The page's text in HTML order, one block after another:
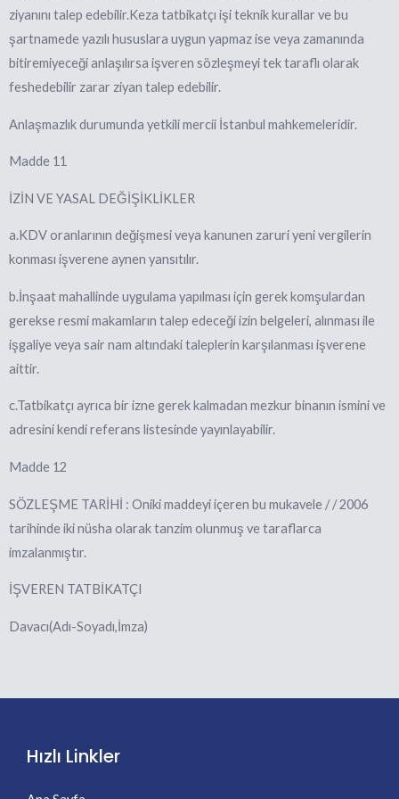
ziyanını talep edebilir.Keza tatbikatçı işi teknik kurallar ve bu
şartnamede yazılı hususlara uygun yapmaz ise veya zamanında
bitiremiyeceği anlaşılırsa işveren sözleşmeyi tek taraflı olarak
feshedebilir zarar ziyan talep edebilir.
Anlaşmazlık durumunda yetkili mercii İstanbul mahkemeleridir.
Madde 11
İZİN VE YASAL DEĞİŞİKLİKLER
a.KDV oranlarının değişmesi veya kanunen zaruri yeni vergilerin
konması işverene aynen yansıtılır.
b.İnşaat mahallinde uygulama yapılması için gerek komşulardan
gerekse resmi makamların talep edeceği izin belgeleri, alınması ile
işgaliye veya sair nam altındaki taleplerin karşılanması işverene
aittir.
c.Tatbikatçı ayrıca bir izne gerek kalmadan mezkur binanın ismini ve
adresini kendi referans listesinde yayınlayabilir.
Madde 12
SÖZLEŞME TARİHİ : Oniki maddeyi içeren bu mukavele / / 2006
tarihinde iki nüsha olarak tanzim olunmuş ve taraflarca
imzalanmıştır.
İŞVEREN TATBİKATÇI
Davacı(Adı-Soyadı,İmza)
Hızlı Linkler